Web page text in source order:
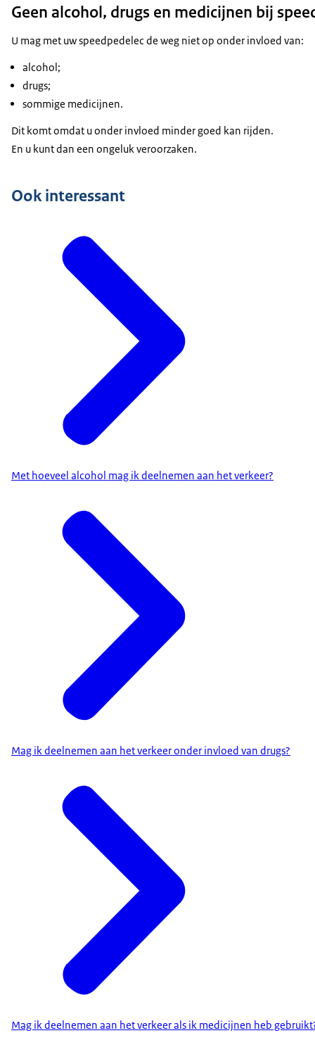
Geen alcohol, drugs en medicijnen bij
U mag met uwspeedpedelec de weg niet op onder invloed van:
alcohol;
drugs;
sommige medicijnen.
Dit komt omdat u onder invloed minder goed kan rijden.
En u kunt dan een ongeluk veroorzaken.
Ook interessant
Met hoeveel alcohol mag ik deelnemen aan het verkeer?
Mag ik deelnemen aan het verkeer onder invloed van drugs?
Mag ik deelnemen aan het verkeer als ik medicijnen heb